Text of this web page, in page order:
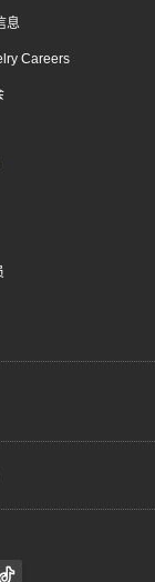
息
Careers